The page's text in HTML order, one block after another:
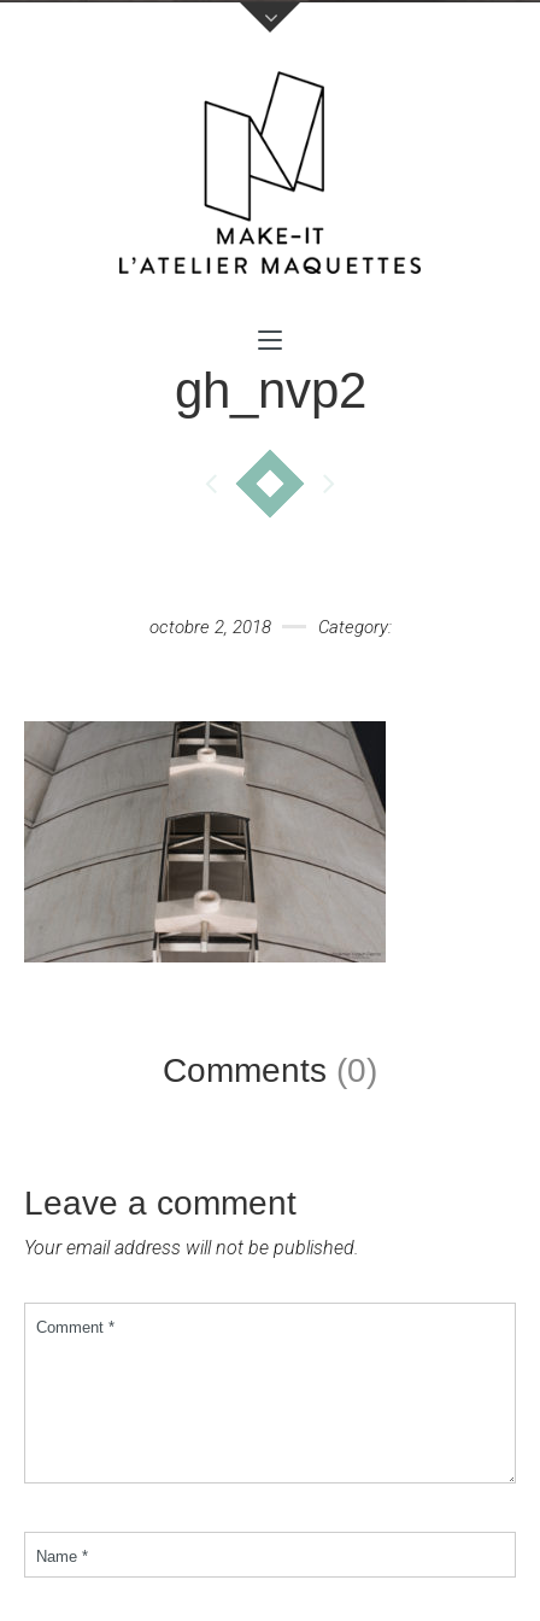
Votre nom (obligatoire)
Votre e-mail (obligatoire)gh_nvp2
octobre 2, 2018 Category:
Comments (0)
Leave a comment
Your email address will not be published.
Comment *
Name *